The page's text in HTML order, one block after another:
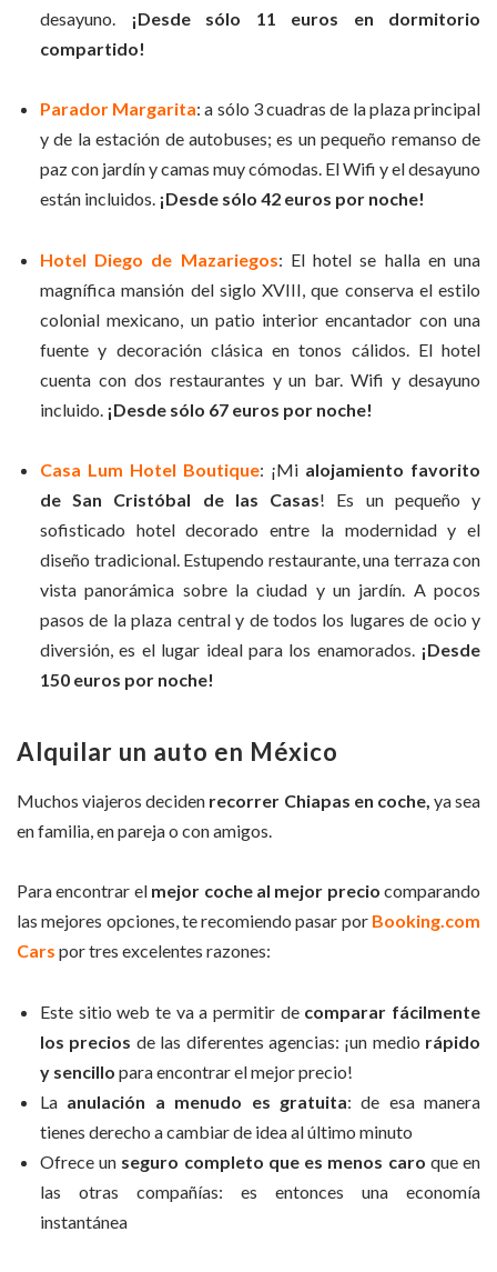
desayuno. ¡Desde sólo 11 euros en dormitorio
compartido!
Parador Margarita: a sólo 3 cuadras de la plaza principal
y de la estación de autobuses; es un pequeño remanso de
paz con jardín y camas muy cómodas. El Wifi y el desayuno
están incluidos. ¡Desde sólo 42 euros por noche!
Hotel Diego de Mazariegos: El hotel se halla en una
magnífica mansión del siglo XVIII, que conserva el estilo
colonial mexicano, un patio interior encantador con una
fuente y decoración clásica en tonos cálidos. El hotel
cuenta con dos restaurantes y un bar. Wifi y desayuno
incluido. ¡Desde sólo 67 euros por noche!
Casa Lum Hotel Boutique: ¡Mi alojamiento favorito
de San Cristóbal de las Casas! Es un pequeño y
sofisticado hotel decorado entre la modernidad y el
diseño tradicional. Estupendo restaurante, una terraza con
vista panorámica sobre la ciudad y un jardín. A pocos
pasos de la plaza central y de todos los lugares de ocio y
diversión, es el lugar ideal para los enamorados.¡Desde
150 euros por noche!
Alquilar un auto en México
Muchos viajeros deciden recorrer Chiapas en coche, ya sea
en familia, en pareja o con amigos.
Para encontrar el mejor coche al mejor precio comparando
las mejores opciones, te recomiendo pasar por Booking.com
Cars por tres excelentes razones:
Este sitio web te va a permitir de comparar fácilmente
los precios de las diferentes agencias: ¡un medio rápido
y sencillo para encontrar el mejor precio!
La anulación a menudo es gratuita: de esa manera
tienes derecho a cambiar de idea al último minuto
Ofrece un seguro completo que es menos caro que en
las otras compañías: es entonces una economía
instantánea